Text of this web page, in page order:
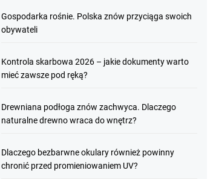
Gospodarka rośnie. Polska znów przyciąga swoich
obywateli
Kontrola skarbowa 2026 – jakie dokumenty warto
mieć zawsze pod ręką?
Drewniana podłoga znów zachwyca. Dlaczego
naturalne drewno wraca do wnętrz?
Dlaczego bezbarwne okulary również powinny
chronić przed promieniowaniem UV?